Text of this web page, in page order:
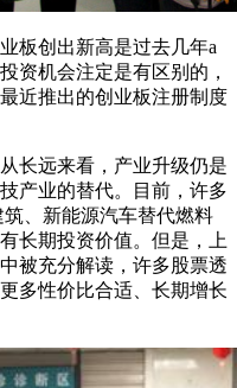
板创出新高是过去几年a
资机会注定是有区别的，
近推出的创业板注册制度
长远来看，产业升级仍是
产业的替代。目前，许多
、新能源汽车替代燃料
长期投资价值。但是，上
被充分解读，许多股票透
多性价比合适、长期增长